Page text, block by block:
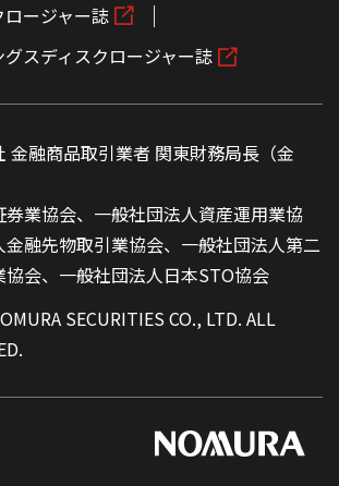
ージャー誌
スディスクロージャー誌
金融商品取引業者 関東財務局長（金
業協会、一般社団法人資産運用業協
融先物取引業協会、一般社団法人第二
会、一般社団法人日本STO協会
SECURITIES CO., LTD. ALL